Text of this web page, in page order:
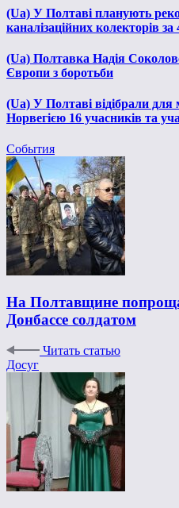
(Ua) У Полтаві планують
каналізаційних колекторів
(Ua) Полтавка Надія
Європи з боротьби
(Ua) У Полтаві відібрали для
Норвегією 16 учасників та
События
На Полтавщине
Донбассе солдатом
Читать статью
Досуг